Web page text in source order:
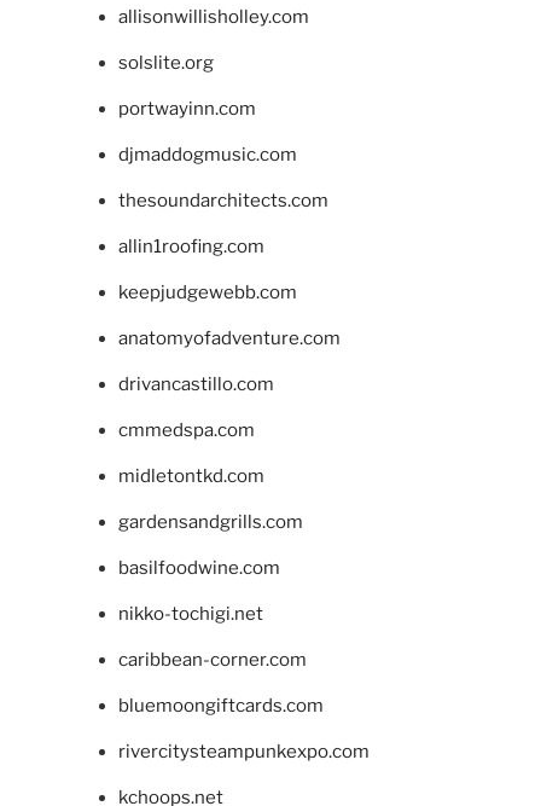
allisonwillisholley.com
solslite.org
portwayinn.com
djmaddogmusic.com
thesoundarchitects.com
allin1roofing.com
keepjudgewebb.com
anatomyofadventure.com
drivancastillo.com
cmmedspa.com
midletontkd.com
gardensandgrills.com
basilfoodwine.com
nikko-tochigi.net
caribbean-corner.com
bluemoongiftcards.com
rivercitysteampunkexpo.com
kchoops.net